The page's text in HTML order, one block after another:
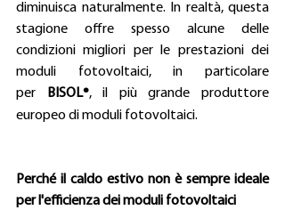
diminuisca naturalmente. In realtà, questa
stagione offre spesso alcune delle
condizioni migliori per le prestazioni dei
moduli fotovoltaici, in particolare
per BISOL®, il più grande produttore
europeo di moduli fotovoltaici.
Perché il caldo estivo non è sempre ideale
per l'efficienza dei moduli fotovoltaici